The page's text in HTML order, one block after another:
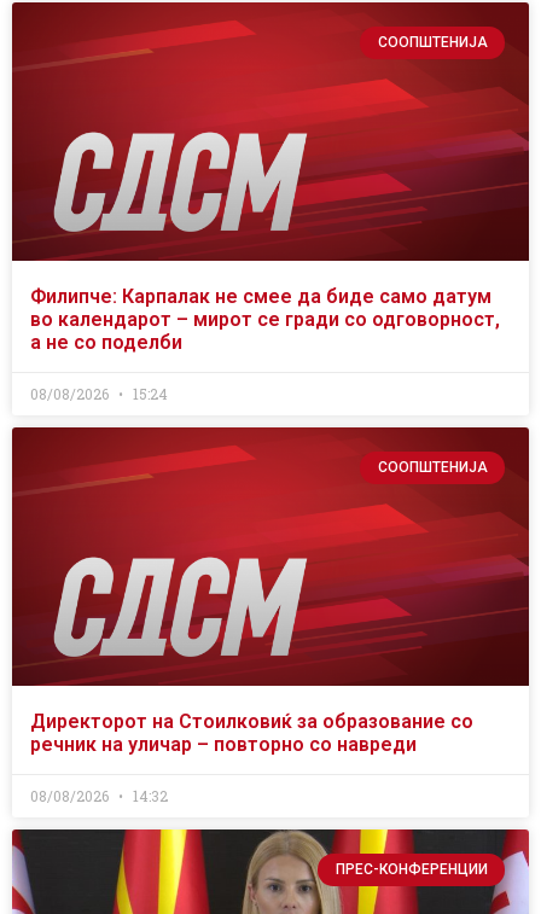
СООПШТЕНИЈА
Филипче: Карпалак не смее да биде само датум
во календарот – мирот се гради со одговорност,
а не со поделби
08/08/2026 15:24
СООПШТЕНИЈА
Директорот на Стоилковиќ за образование со
речник на уличар – повторно со навреди
08/08/2026 14:32
ПРЕС-КОНФЕРЕНЦИИ